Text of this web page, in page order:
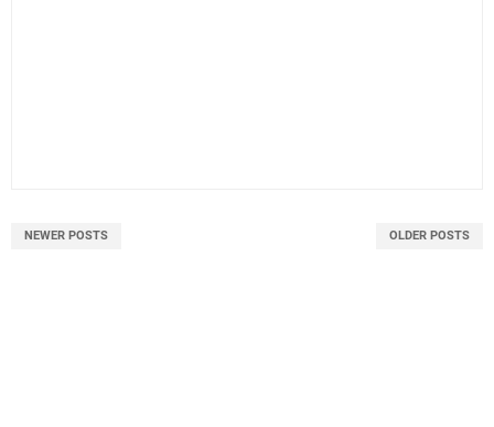
NEWER POSTS OLDER POSTS